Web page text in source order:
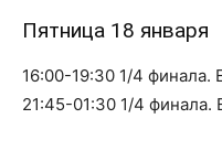
Пятница 18 января
16:00-19:30 1/4 финала.
21:45-01:30 1/4 финала.